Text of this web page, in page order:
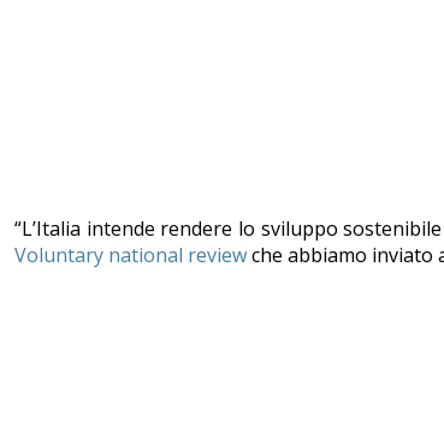
“L’Italia intende rendere lo sviluppo
Voluntary national reviewche abbiamo inviato